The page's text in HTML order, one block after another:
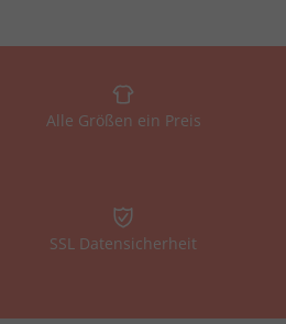
Alle Größen ein Preis
SSL Datensicherheit